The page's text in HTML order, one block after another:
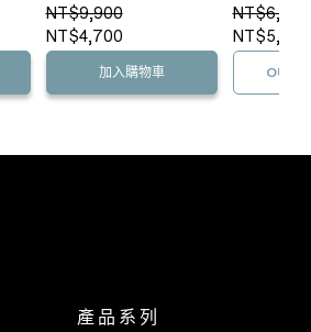
NT$9,900
NT$4,700
加入購物車
NT$6,300
NT$5,040
OUT
產品系列